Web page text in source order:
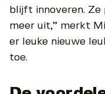
blijft innoveren. Ze
meer uit,” merkt
er leuke nieuwe
toe.